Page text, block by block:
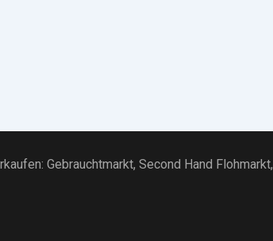
Gebrauchtmarkt, Second Hand Flohmarkt,